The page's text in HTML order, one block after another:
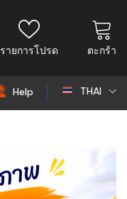
รายการโปรด ตะกร้า
Help THAI
EN